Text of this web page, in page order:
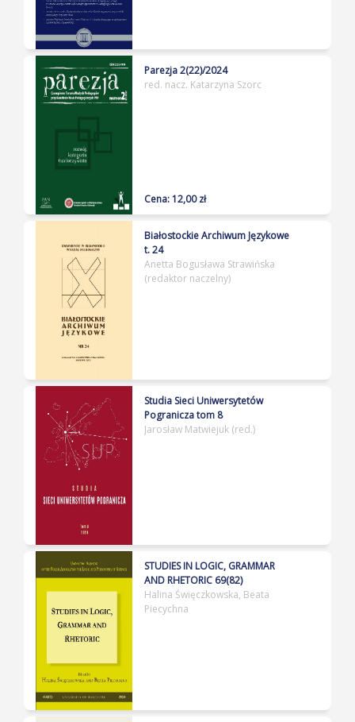
Parezja 2(22)/2024
red. nacz. Katarzyna Szorc
Cena: 12,00 zł
Białostockie Archiwum Językowe
t. 24
Anetta Bogusława Strawińska
(redaktor naczelny)
Studia Sieci Uniwersytetów
Pogranicza tom 8
Jarosław Matwiejuk (red.)
STUDIES IN LOGIC, GRAMMAR
AND RHETORIC 69(82)
Halina Święczkowska, Beata
Piecychna